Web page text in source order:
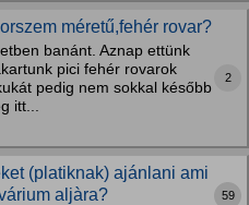
méretű,fehér rovar?
banánt. Aznap ettünk
pici fehér rovarok
pedig nem sokkal később
itt...
2
(platiknak) ajánlani ami
aljàra?
59